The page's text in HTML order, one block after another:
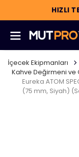
HIZLI
İçecek Ekipmanları
Kahve Değirmeni ve
Eureka ATOM
(75 mm, Siyah)